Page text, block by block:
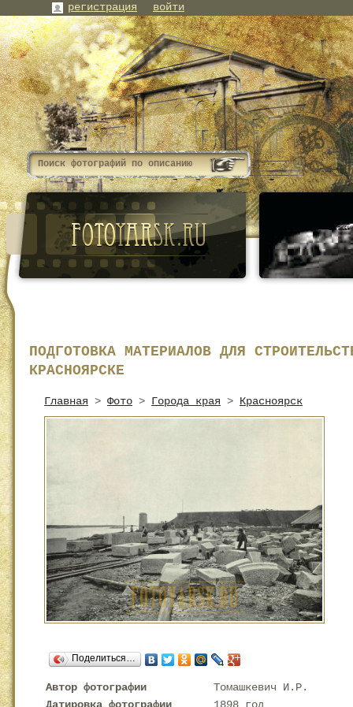
ПОДГОТОВКА МАТЕРИАЛОВ ДЛЯ
КРАСНОЯРСКЕ
Главная > Фото > Города края > Красноярск
Поделиться…
Автор фотографии
Томашкевич И.Р.
регистрация войти